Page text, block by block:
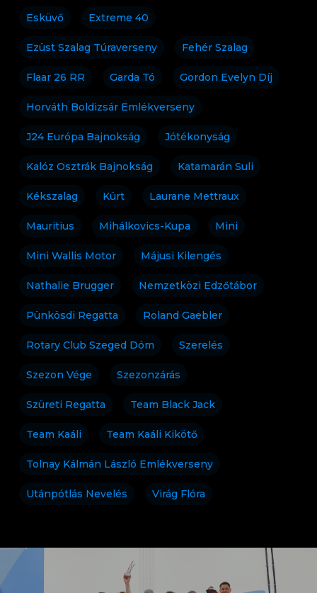
Esküvő Extreme 40
Ezüst Szalag Túraverseny Fehér Szalag
Flaar 26 RR Garda Tó Gordon Evelyn Díj
Horváth Boldizsár Emlékverseny
J24 Európa Bajnokság Jótékonyság
Kalóz Osztrák Bajnokság Katamarán Suli
Kékszalag Kürt Laurane Mettraux
Mauritius Mihálkovics-Kupa Mini
Mini Wallis Motor Májusi Kilengés
Nathalie Brugger Nemzetközi Edzőtábor
Pünkösdi Regatta Roland Gaebler
Rotary Club Szeged Dóm Szerelés
Szezon Vége Szezonzárás
Szüreti Regatta Team Black Jack
Team Kaáli Team Kaáli Kikötő
Tolnay Kálmán László Emlékverseny
Utánpótlás Nevelés Virág Flóra